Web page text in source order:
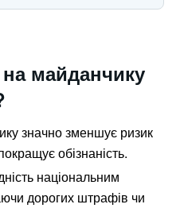
майданчику
значно зменшує ризик
обізнаність.
національним
дорогих штрафів чи